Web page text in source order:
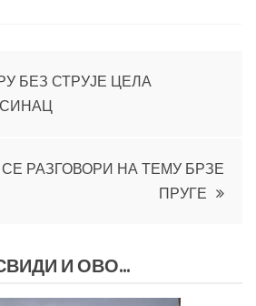
БЕЗ СТРУЈЕ ЦЕЛА
РАЗГОВОРИ НА ТЕМУ БРЗЕ
ПРУГЕ
И ОВО...